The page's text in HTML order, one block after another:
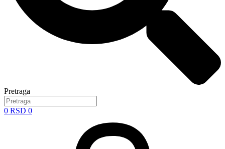
Pretraga
0 RSD 0